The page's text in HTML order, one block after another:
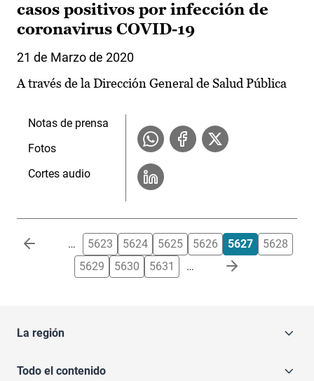
casos positivos por infección de
coronavirus COVID-19
21 de Marzo de 2020
A través de la Dirección General de Salud Pública
Notas de prensa
Fotos
Cortes audio
Paginación … 5623 5624 5625 5626 5627
5628
5629
5630 5631 …
La región
Todo el contenido